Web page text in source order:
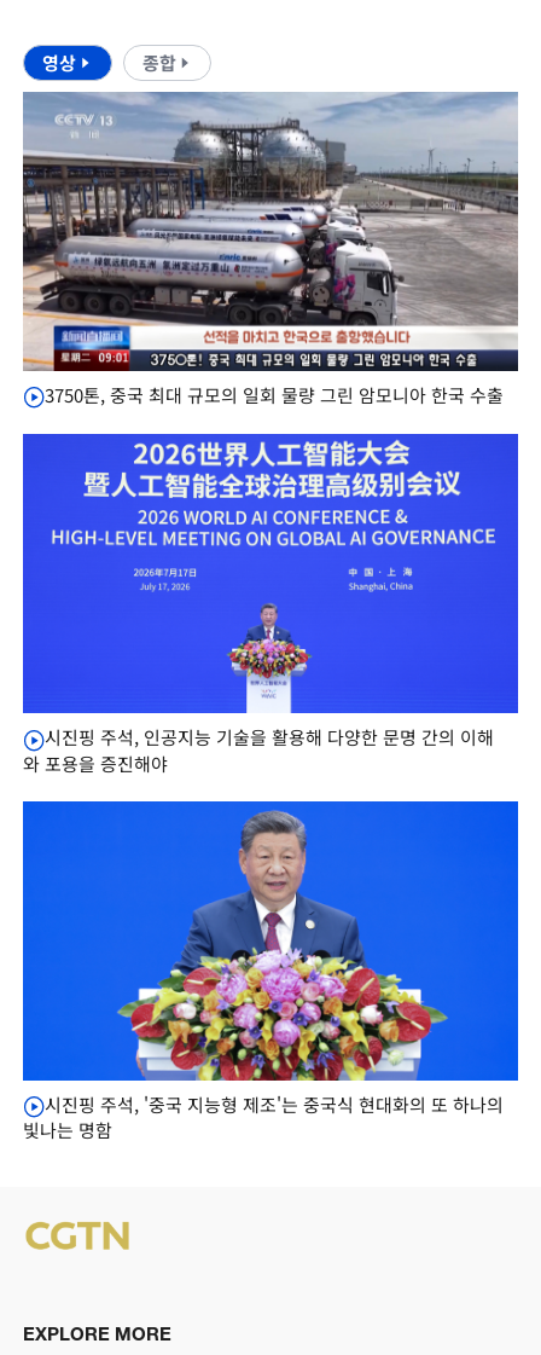
영상 종합
3750톤, 중국 최대 규모의 일회 물량 그린 암모니아 한국 수출
시진핑 주석, 인공지능 기술을 활용해 다양한 문명 간의 이해
와 포용을 증진해야
시진핑 주석, '중국 지능형 제조'는 중국식 현대화의 또 하나의
빛나는 명함
EXPLORE MORE